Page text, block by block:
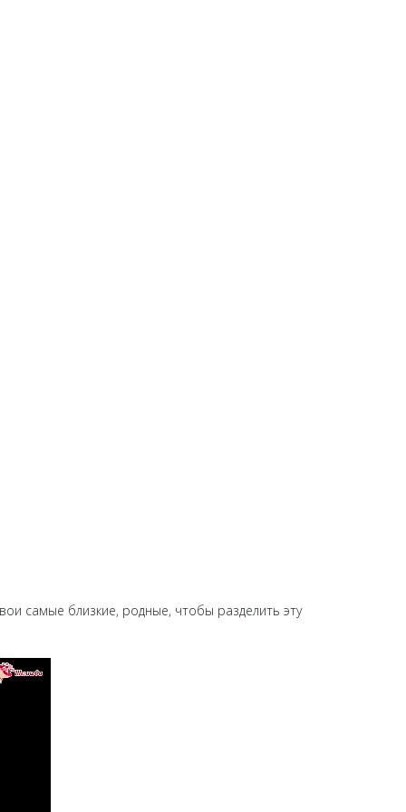
самые близкие, родные, чтобы разделить эту